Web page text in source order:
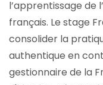
l’apprentissage de
français. Le stage
consolider la
authentique en
gestionnaire de la